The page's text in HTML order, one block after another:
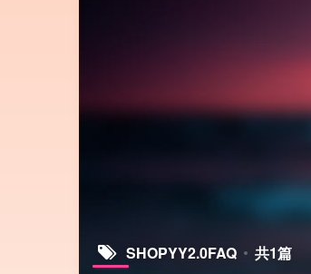
SHOPYY2.0FAQ 共1篇